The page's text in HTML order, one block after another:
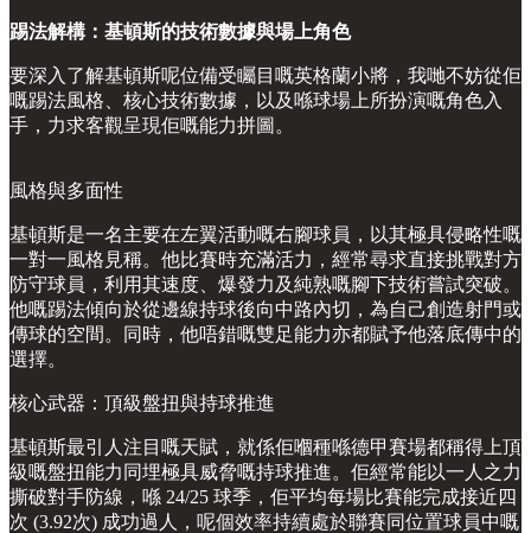
踢法解構：基頓斯的技術數據與場上角色
要深入了解基頓斯呢位備受矚目嘅英格蘭小將，我哋不妨從佢
嘅踢法風格、核心技術數據，以及喺球場上所扮演嘅角色入
手，力求客觀呈現佢嘅能力拼圖。
風格與多面性
基頓斯是一名主要在左翼活動嘅右腳球員，以其極具侵略性嘅
一對一風格見稱。他比賽時充滿活力，經常尋求直接挑戰對方
防守球員，利用其速度、爆發力及純熟嘅腳下技術嘗試突破。
他嘅踢法傾向於從邊線持球後向中路內切，為自己創造射門或
傳球的空間。同時，他唔錯嘅雙足能力亦都賦予他落底傳中的
選擇。
核心武器：頂級盤扭與持球推進
基頓斯最引人注目嘅天賦，就係佢嗰種喺德甲賽場都稱得上頂
級嘅盤扭能力同埋極具威脅嘅持球推進。佢經常能以一人之力
撕破對手防線，喺 24/25 球季，佢平均每場比賽能完成接近四
次 (3.92次) 成功過人，呢個效率持續處於聯賽同位置球員中嘅